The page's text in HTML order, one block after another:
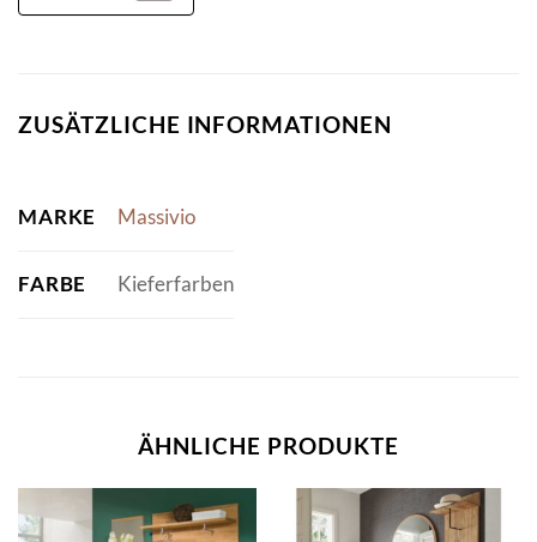
ZUSÄTZLICHE INFORMATIONEN
MARKE Massivio
FARBE Kieferfarben
ÄHNLICHE PRODUKTE